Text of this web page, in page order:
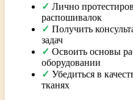
✓ Лично
распошивалок
✓ Получить
задач
✓ Освоить основы
оборудовании
✓ Убедиться в
тканях